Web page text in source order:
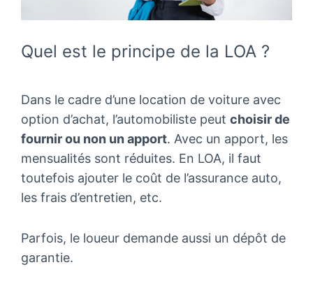
Quel est le principe de la LOA ?
Dans le cadre d’une location de voiture avec
option d’achat, l’automobiliste peut choisir de
fournir ou non un apport. Avec un apport, les
mensualités sont réduites. En LOA, il faut
toutefois ajouter le coût de l’assurance auto,
les frais d’entretien, etc.
Parfois, le loueur demande aussi un dépôt de
garantie.